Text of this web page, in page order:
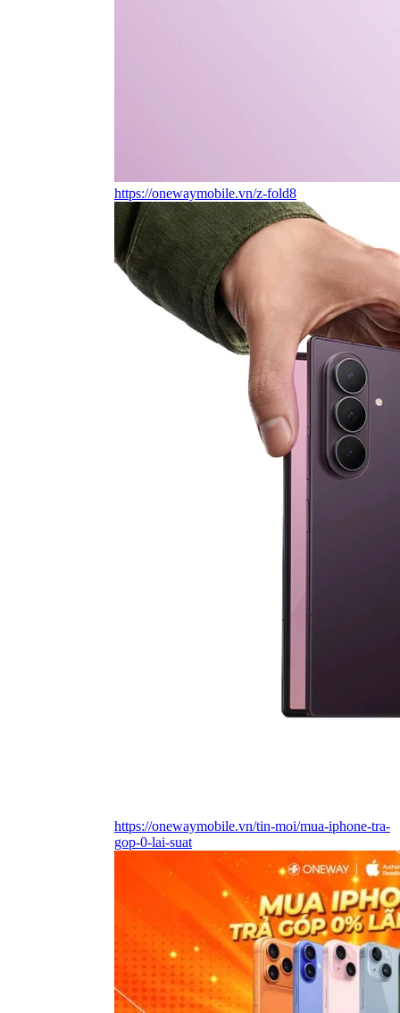
https://onewaymobile.vn/z-fold8
https://onewaymobile.vn/tin-moi/mua-iphone-tra-
gop-0-lai-suat